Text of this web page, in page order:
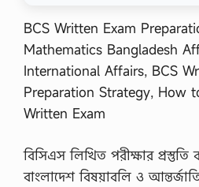
BCS Written Exam
Mathematics Bangladesh
International Affairs, BCS
Preparation Strategy, How
Written Exam
বিসিএস লিখিত পরীক্ষার প্রস্তুতি
বাংলাদেশ বিষয়াবলি ও